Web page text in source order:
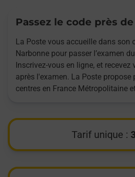
Passez le code près
La Poste vous accueille dans son
Narbonne pour passer l’examen
Inscrivez-vous en ligne, et
après l'examen. La Poste propose
centres en France Métropolitaine
Tarif unique :